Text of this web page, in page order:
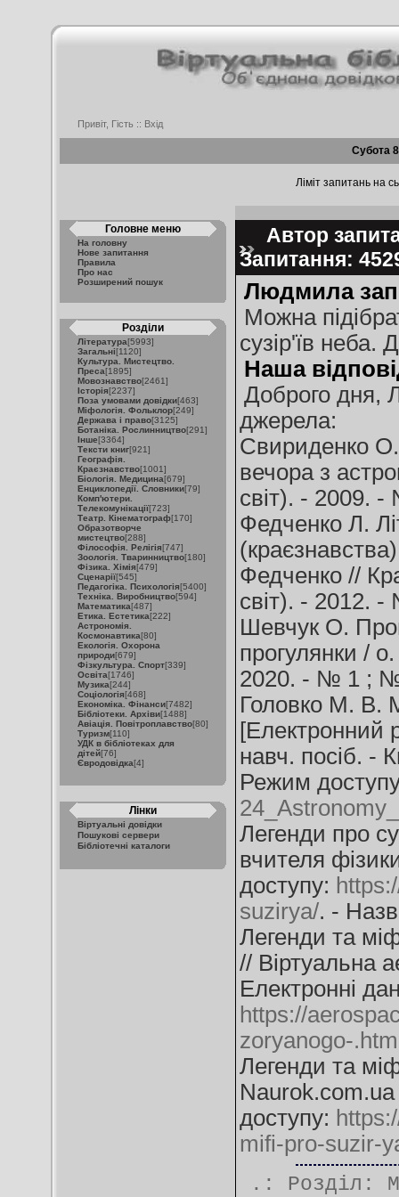
Привіт, Гість :: Вхід
Субота
Ліміт запитань на
Головне меню
На головну
Нове запитання
Правила
Про нас
Розширений пошук
Розділи
Література[5993]
Загальні[1120]
Культура. Мистецтво.
Преса[1895]
Мовознавство[2461]
Історія[2237]
Поза умовами довідки[463]
Міфологія. Фольклор[249]
Держава і право[3125]
Ботаніка. Рослинництво[291]
Інше[3364]
Тексти книг[921]
Географія.
Краєзнавство[1001]
Біологія. Медицина[679]
Енциклопедії. Словники[79]
Комп'ютери.
Телекомунікації[723]
Театр. Кінематограф[170]
Образотворче
мистецтво[288]
Філософія. Релігія[747]
Зоологія. Тваринництво[180]
Фізика. Хімія[479]
Сценарії[545]
Педагогіка. Психологія[5400]
Техніка. Виробництво[594]
Математика[487]
Етика. Естетика[222]
Астрономія.
Космонавтика[80]
Екологія. Охорона
природи[679]
Фізкультура. Спорт[339]
Освіта[1746]
Музика[244]
Соціологія[468]
Економіка. Фінанси[7482]
Бібліотеки. Архіви[1488]
Авіація. Повітроплавство[80]
Туризм[110]
УДК в бібліотеках для
дітей[76]
Євродовідка[4]
Лінки
Віртуальні довідки
Пошукові сервери
Бібліотечні каталоги
Автор
Запитання:
Людмила
Можна
сузір'їв неба.
Наша
Доброго дня,
джерела:
Свириденко О.
вечора з
світ). - 2009.
Федченко Л.
Федченко //
світ). - 2012.
Шевчук О.
прогулянки /
2020. - № 1 ;
Головко М. В.
[Електронний
навч. посіб. -
Режим
Легенди про
вчителя
доступу:
suzirya/. -
Легенди та
// Віртуальна
Електронні
https://
zoryanogo-
Легенди та
доступу:
mifi-pro-suzir-
.: Розділ: